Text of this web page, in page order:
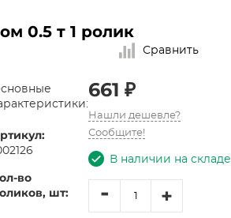
0.5 т 1 ролик
Сравнить
во
шт:
661 ₽
Нашли дешевле?
Сообщите!
В наличии на складе
- +